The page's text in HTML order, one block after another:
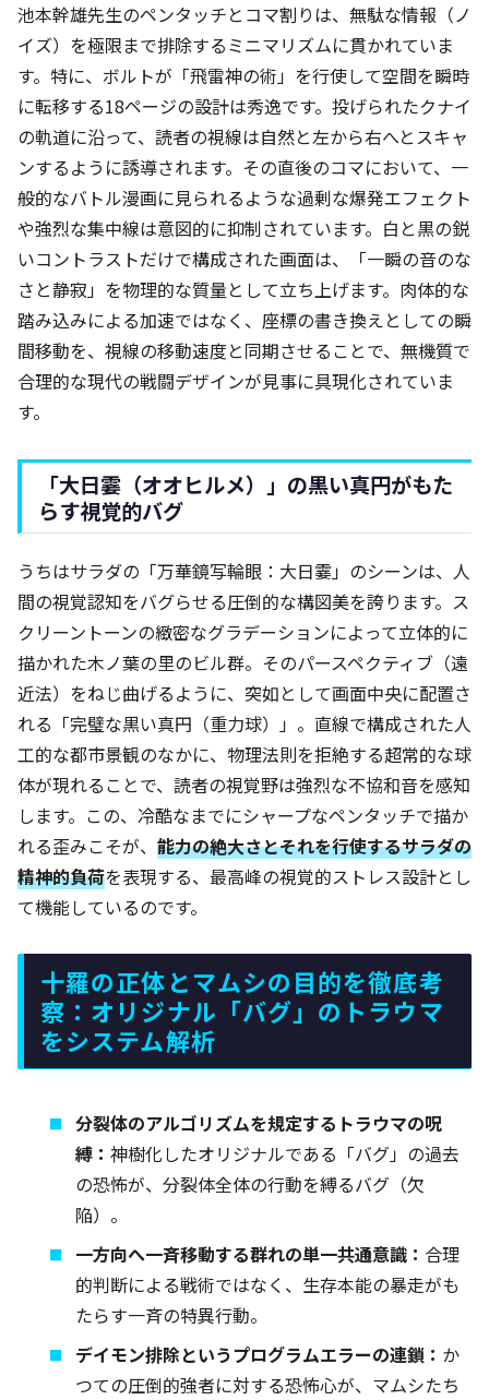
池本幹雄先生のペンタッチとコマ割りは、無駄な情報（ノ
イズ）を極限まで排除するミニマリズムに貫かれていま
す。特に、ボルトが「飛雷神の術」を行使して空間を瞬時
に転移する18ページの設計は秀逸です。投げられたクナイ
の軌道に沿って、読者の視線は自然と左から右へとスキャ
ンするように誘導されます。その直後のコマにおいて、一
般的なバトル漫画に見られるような過剰な爆発エフェクト
や強烈な集中線は意図的に抑制されています。白と黒の鋭
いコントラストだけで構成された画面は、「一瞬の音のな
さと静寂」を物理的な質量として立ち上げます。肉体的な
踏み込みによる加速ではなく、座標の書き換えとしての瞬
間移動を、視線の移動速度と同期させることで、無機質で
合理的な現代の戦闘デザインが見事に具現化されていま
す。
「大日霎（オオヒルメ）」の黒い真円がもた
らす視覚的バグ
うちはサラダの「万華鏡写輪眼：大日霎」のシーンは、人
間の視覚認知をバグらせる圧倒的な構図美を誇ります。ス
クリーントーンの緻密なグラデーションによって立体的に
描かれた木ノ葉の里のビル群。そのパースペクティブ（遠
近法）をねじ曲げるように、突如として画面中央に配置さ
れる「完璧な黒い真円（重力球）」。直線で構成された人
工的な都市景観のなかに、物理法則を拒絶する超常的な球
体が現れることで、読者の視覚野は強烈な不協和音を感知
します。この、冷酷なまでにシャープなペンタッチで描か
れる歪みこそが、 能力の絶大さとそれを行使するサラダの
精神的負荷を表現する、最高峰の視覚的ストレス設計とし
て機能しているのです。
十羅の正体とマムシの目的を徹底考
察：オリジナル「バグ」のトラウマ
をシステム解析
分裂体のアルゴリズムを規定するトラウマの呪
縛：神樹化したオリジナルである「バグ」の過去
の恐怖が、分裂体全体の行動を縛るバグ（欠
陥）。
一方向へ一斉移動する群れの単一共通意識： 合理
的判断による戦術ではなく、生存本能の暴走がも
たらす一斉の特異行動。
デイモン排除というプログラムエラーの連鎖： か
つての圧倒的強者に対する恐怖心が、マムシたち